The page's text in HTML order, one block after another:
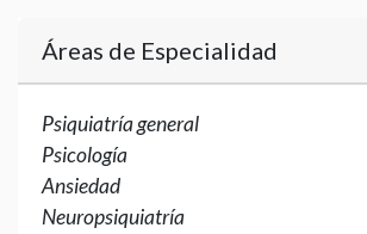
Áreas de Especialidad
Psiquiatría general
Psicología
Ansiedad
Neuropsiquiatría